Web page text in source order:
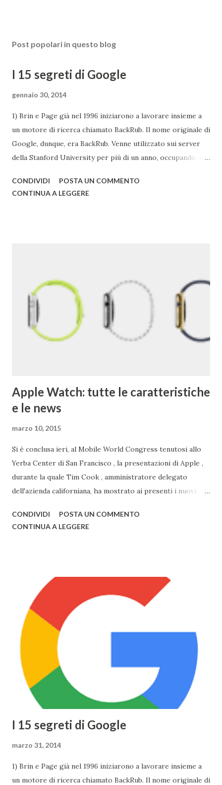
Post popolari in questo blog
I 15 segreti di Google
gennaio 30, 2014
1) Brin e Page già nel 1996 iniziarono a lavorare insieme a
un motore di ricerca chiamato BackRub. Il nome originale di
Google, dunque, era BackRub. Venne utilizzato sui server
della Stanford University per più di un anno, occupando alla
all'università. Una pagina del fratello maggiore di Google è
pagina del primo Google è qui . 2) Google ha acquisito una
media di un'azienda a settimana dal 2010 . 3) Il primo
Doodle fu dedicato al festival Burning Man nel 1998. Brin e
Page lo usarono per avvertire gli utenti che per quel
weekend non erano in ufficio. 4) Il primo chef assunto ...
CONDIVIDI
POSTA UN COMMENTO
CONTINUA A LEGGERE
Apple Watch: tutte le caratteristiche
e le news
marzo 10, 2015
Si è conclusa ieri, al Mobile World Congress tenutosi allo
Yerba Center di San Francisco , la presentazioni di Apple ,
durante la quale Tim Cook , amministratore delegato
dell'azienda californiana, ha mostrato ai presenti i nuovi
Watch , smartwatch disponibile in 3 versioni (Watch, Sport,
disponibili alla vendita. Il nuovo Air è veramente
sorprendente, sia in fatto di design che di prestazioni: lo
spessore, già minimo, è stato ulteriormente ridotto fino a
13,1mm, il TouchPad funziona adesso grazie alla tecnologia
Taptic Engine , che permette di rilevare la pesantezza del
tocco, il Display si baserà sulla tecnologia Retina ed avrà
una risoluzione di 2304x1440 . Tuttavia Apple per
ottimizzare ...
CONDIVIDI
POSTA UN COMMENTO
CONTINUA A LEGGERE
I 15 segreti di Google
marzo 31, 2014
1) Brin e Page già nel 1996 iniziarono a lavorare insieme a
un motore di ricerca chiamato BackRub. Il nome originale di